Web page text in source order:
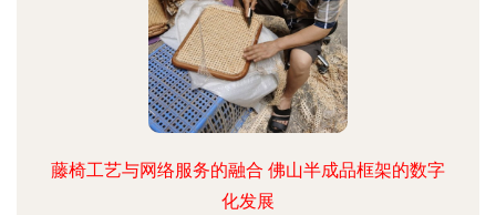
藤椅工艺与网络服务的融合 佛山半成品框架的数字
化发展